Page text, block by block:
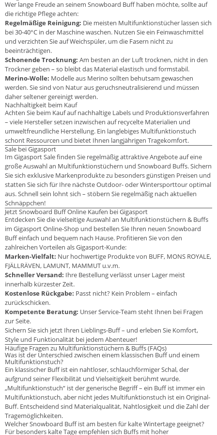
Wer lange Freude an seinem Snowboard Buff haben möchte, sollte auf
die richtige Pflege achten:
Regelmäßige Reinigung: Die meisten Multifunktionstücher lassen sich
bei 30-40°C in der Maschine waschen. Nutzen Sie ein Feinwaschmittel
und verzichten Sie auf Weichspüler, um die Fasern nicht zu
beeinträchtigen.
Schonende Trocknung: Am besten an der Luft trocknen, nicht in den
Trockner geben – so bleibt das Material elastisch und formstabil.
Merino-Wolle: Modelle aus Merino sollten behutsam gewaschen
werden. Sie sind von Natur aus geruchsneutralisierend und müssen
daher seltener gereinigt werden.
Nachhaltigkeit beim Kauf
Achten Sie beim Kauf auf nachhaltige Labels und Produktionsverfahren
– viele Hersteller setzen inzwischen auf recycelte Materialien und
umweltfreundliche Herstellung. Ein langlebiges Multifunktionstuch
schont Ressourcen und bietet Ihnen langjährigen Tragekomfort.
Sale bei Gigasport
Im Gigasport Sale finden Sie regelmäßig attraktive Angebote auf eine
große Auswahl an Multifunktionstüchern und Snowboard Buffs. Sichern
Sie sich exklusive Markenprodukte zu besonders günstigen Preisen und
statten Sie sich für Ihre nächste Outdoor- oder Wintersporttour optimal
aus. Schnell sein lohnt sich – stöbern Sie regelmäßig nach aktuellen
Schnäppchen!
Jetzt Snowboard Buff Online Kaufen bei Gigasport
Entdecken Sie die vielseitige Auswahl an Multifunktionstüchern & Buffs
im Gigasport Online-Shop und bestellen Sie Ihren neuen Snowboard
Buff einfach und bequem nach Hause. Profitieren Sie von den
zahlreichen Vorteilen als Gigasport-Kunde:
Marken-Vielfalt: Nur hochwertige Produkte von BUFF, MONS ROYALE,
FJÄLLRÄVEN, LAMUNT, MAMMUT u.v.m.
Schneller Versand: Ihre Bestellung verlässt unser Lager meist
innerhalb kürzester Zeit.
Kostenlose Rückgabe: Passt nicht? Kein Problem – einfach
zurückschicken.
Kompetente Beratung: Unser Service-Team steht Ihnen bei Fragen
zur Seite.
Sichern Sie sich jetzt Ihren Lieblings-Buff – und erleben Sie Komfort,
Style und Funktionalität bei jedem Abenteuer!
Häufige Fragen zu Multifunktionstüchern & Buffs (FAQs)
Was ist der Unterschied zwischen einem klassischen Buff und einem
Multifunktionstuch?
Ein klassischer Buff ist ein nahtloser, schlauchförmiger Schal, der
aufgrund seiner Flexibilität und Vielseitigkeit berühmt wurde.
„Multifunktionstuch“ ist der generische Begriff – ein Buff ist immer ein
Multifunktionstuch, aber nicht jedes Multifunktionstuch ist ein Original-
Buff. Entscheidend sind Materialqualität, Nahtlosigkeit und die Zahl der
Tragemöglichkeiten.
Welcher Snowboard Buff ist am besten für kalte Wintertage geeignet?
Für besonders kalte Tage empfehlen sich Buffs mit hoher